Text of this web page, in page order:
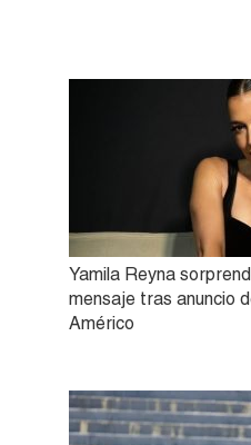
Yamila Reyna
mensaje tras anuncio
Américo